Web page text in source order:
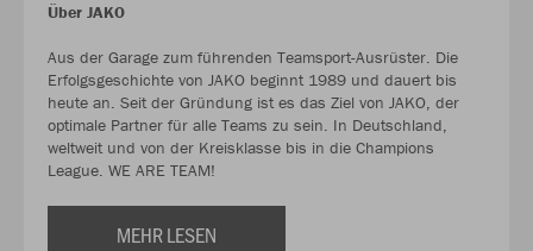
Über JAKO
Aus der Garage zum führenden Teamsport-Ausrüster. Die
Erfolgsgeschichte von JAKO beginnt 1989 und dauert bis
heute an. Seit der Gründung ist es das Ziel von JAKO, der
optimale Partner für alle Teams zu sein. In Deutschland,
weltweit und von der Kreisklasse bis in die Champions
League. WE ARE TEAM!
MEHR LESEN